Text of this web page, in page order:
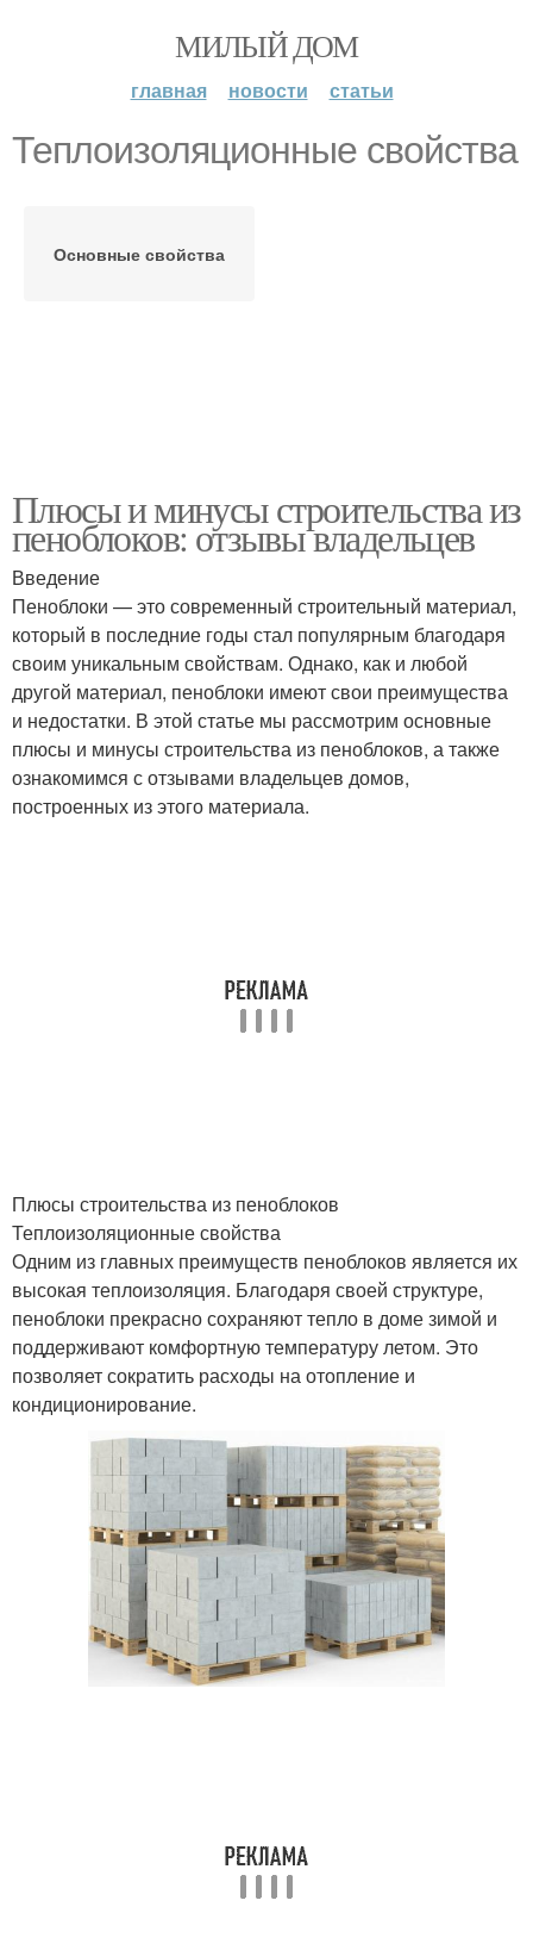
МИЛЫЙ ДОМ
главная новости статьи
Теплоизоляционные свойства
Основные свойства
Плюсы и минусы строительства из
пеноблоков: отзывы владельцев
Введение
Пеноблоки — это современный строительный материал,
который в последние годы стал популярным благодаря
своим уникальным свойствам. Однако, как и любой
другой материал, пеноблоки имеют свои преимущества
и недостатки. В этой статье мы рассмотрим основные
плюсы и минусы строительства из пеноблоков, а также
ознакомимся с отзывами владельцев домов,
построенных из этого материала.
Плюсы строительства из пеноблоков
Теплоизоляционные свойства
Одним из главных преимуществ пеноблоков является их
высокая теплоизоляция. Благодаря своей структуре,
пеноблоки прекрасно сохраняют тепло в доме зимой и
поддерживают комфортную температуру летом. Это
позволяет сократить расходы на отопление и
кондиционирование.